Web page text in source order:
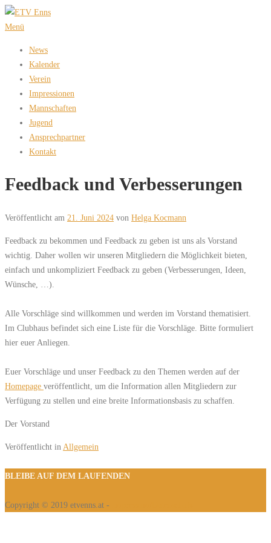
Zum
Inhalt
Menü
News
Kalender
Verein
Impressionen
Mannschaften
Jugend
Ansprechpartner
Kontakt
Feedback und Verbesserungen
Veröffentlicht am 21. Juni 2024 von Helga Kocmann
Feedback zu bekommen und Feedback zu geben ist uns als Vorstand
wichtig. Daher wollen wir unseren Mitgliedern die Möglichkeit bieten,
einfach und unkompliziert Feedback zu geben (Verbesserungen, Ideen,
Wünsche, …).
Alle Vorschläge sind willkommen und werden im Vorstand thematisiert.
Im Clubhaus befindet sich eine Liste für die Vorschläge. Bitte formuliert
hier euer Anliegen.
Euer Vorschläge und unser Feedback zu den Themen werden auf der
Homepage veröffentlicht, um die Information allen Mitgliedern zur
Verfügung zu stellen und eine breite Informationsbasis zu schaffen.
Der Vorstand
Veröffentlicht inAllgemein
BLEIBE AUF DEM LAUFENDEN
Copyright © 2019 etvenns.at -